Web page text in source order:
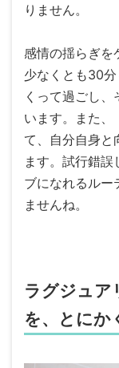
りません。
感情の揺らぎを
少なくとも30
くって過ごし
います。また、
て、自分自身と
ます。試行錯
ブになれるルー
ませんね。
ラグジュア
を、とにか